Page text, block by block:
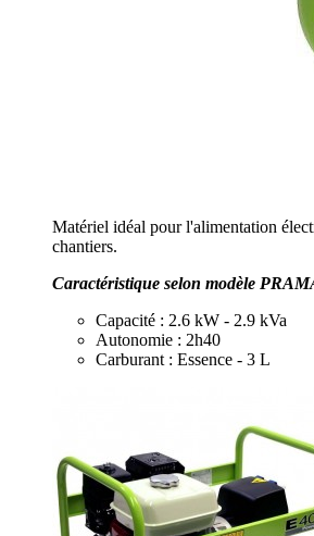
Matériel idéal pour l'alimentation
chantiers.
Caractéristique selon modèle
Capacité : 2.6 kW - 2.9 kVa
Autonomie : 2h40
Carburant : Essence - 3 L